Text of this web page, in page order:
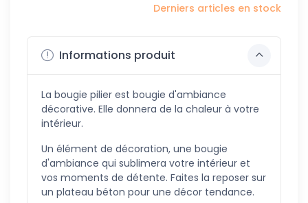
Derniers articles en stock
Informations produit
La bougie pilier est bougie d'ambiance
décorative. Elle donnera de la chaleur à votre
intérieur.
Un élément de décoration, une bougie
d'ambiance qui sublimera votre intérieur et
vos moments de détente. Faites la reposer sur
un plateau béton pour une décor tendance.